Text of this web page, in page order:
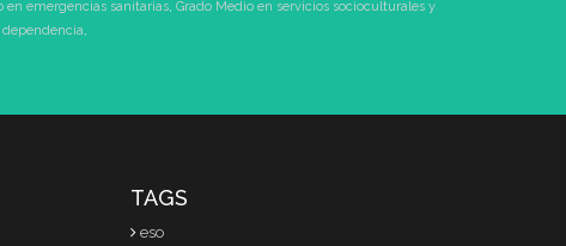
en emergencias sanitarias, Grado Medio en servicios socioculturales y
dependencia,
TAGS
eso